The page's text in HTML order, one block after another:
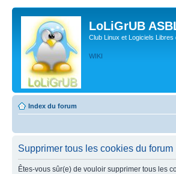
LoLiGrUB
Club Linux et Logiciels
WIKI
Index du forum
Supprimer tous les cookies du forum
Êtes-vous sûr(e) de vouloir supprimer tous les